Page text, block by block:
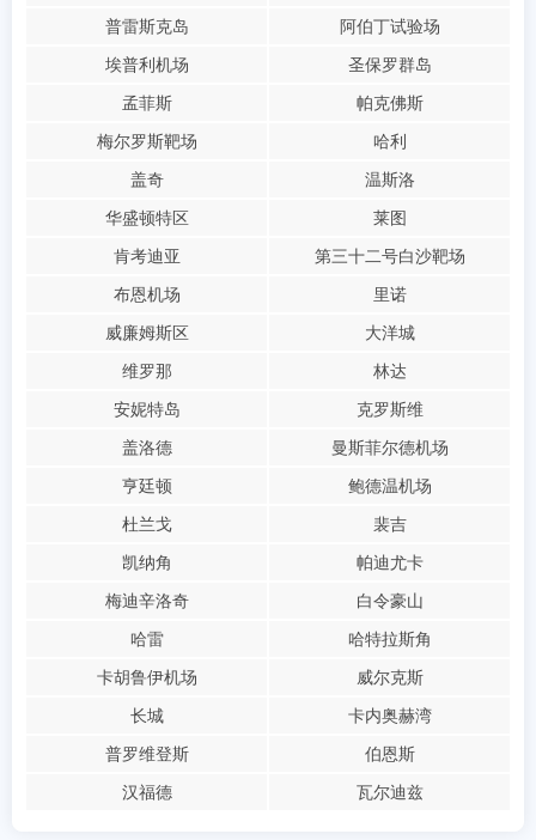
普雷斯克岛
阿伯丁试验场
埃普利机场
圣保罗群岛
孟菲斯
帕克佛斯
梅尔罗斯靶场
哈利
盖奇
温斯洛
华盛顿特区
莱图
肯考迪亚
第三十二号白沙靶场
布恩机场
里诺
威廉姆斯区
大洋城
维罗那
林达
安妮特岛
克罗斯维
盖洛德
曼斯菲尔德机场
亨廷顿
鲍德温机场
杜兰戈
裴吉
凯纳角
帕迪尤卡
梅迪辛洛奇
白令豪山
哈雷
哈特拉斯角
卡胡鲁伊机场
威尔克斯
长城
卡内奥赫湾
普罗维登斯
伯恩斯
汉福德
瓦尔迪兹